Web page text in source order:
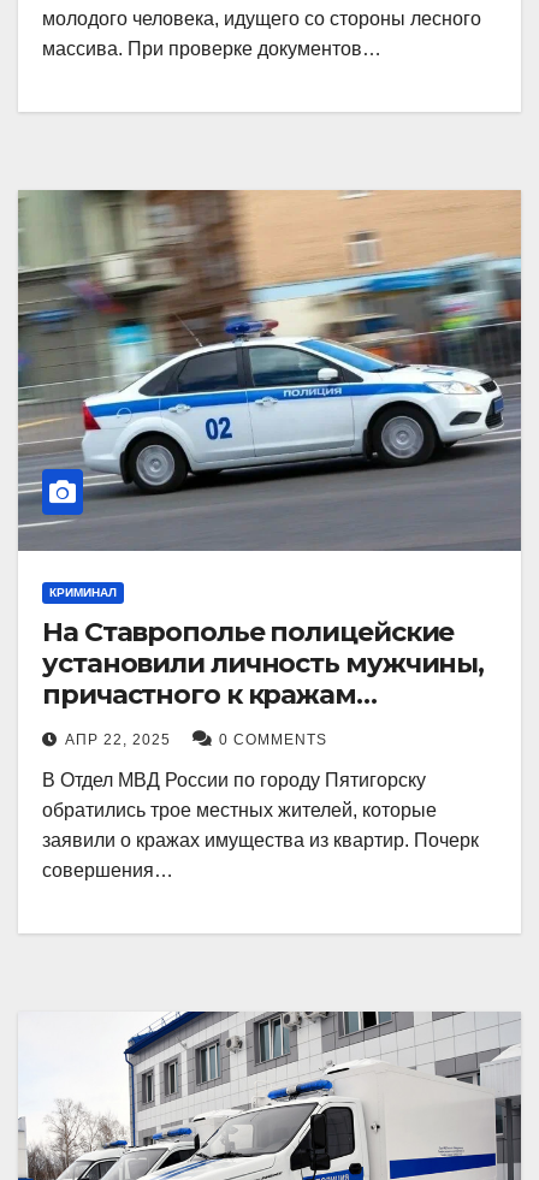
молодого человека, идущего со стороны лесного
массива. При проверке документов…
КРИМИНАЛ
На Ставрополье полицейские
установили личность мужчины,
причастного к кражам
имущества из квартир в
Пятигорске
АПР 22, 2025 0 COMMENTS
В Отдел МВД России по городу Пятигорску
обратились трое местных жителей, которые
заявили о кражах имущества из квартир. Почерк
совершения…